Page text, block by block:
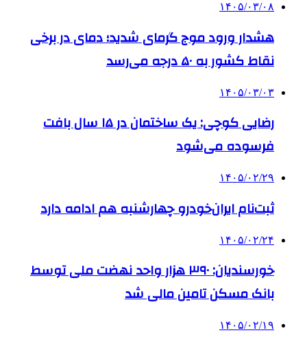
۱۴۰۵/۰۳/۰۸
هشدار ورود موج گرمای شدید؛ دمای در برخی
نقاط کشور به ۵۰ درجه می‌رسد
۱۴۰۵/۰۳/۰۳
رضایی کوچی: یک ساختمان در ۱۵ سال بافت
فرسوده می‌شود
۱۴۰۵/۰۲/۲۹
ثبت‌نام ایران‌خودرو چهارشنبه هم ادامه دارد
۱۴۰۵/۰۲/۲۴
خورسندیان: ۳۹۰ هزار واحد نهضت ملی توسط
بانک مسکن تامین مالی شد
۱۴۰۵/۰۲/۱۹